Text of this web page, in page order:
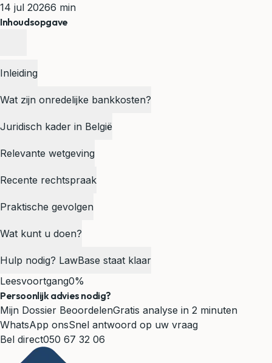
14 jul 20266 min
Inhoudsopgave
Inleiding
Wat zijn onredelijke bankkosten?
Juridisch kader in België
Relevante wetgeving
Recente rechtspraak
Praktische gevolgen
Wat kunt u doen?
Hulp nodig? LawBase staat klaar
Leesvoortgang0%
Persoonlijk advies nodig?
Mijn Dossier BeoordelenGratis analyse in 2 minuten
WhatsApp onsSnel antwoord op uw vraag
Bel direct050 67 32 06